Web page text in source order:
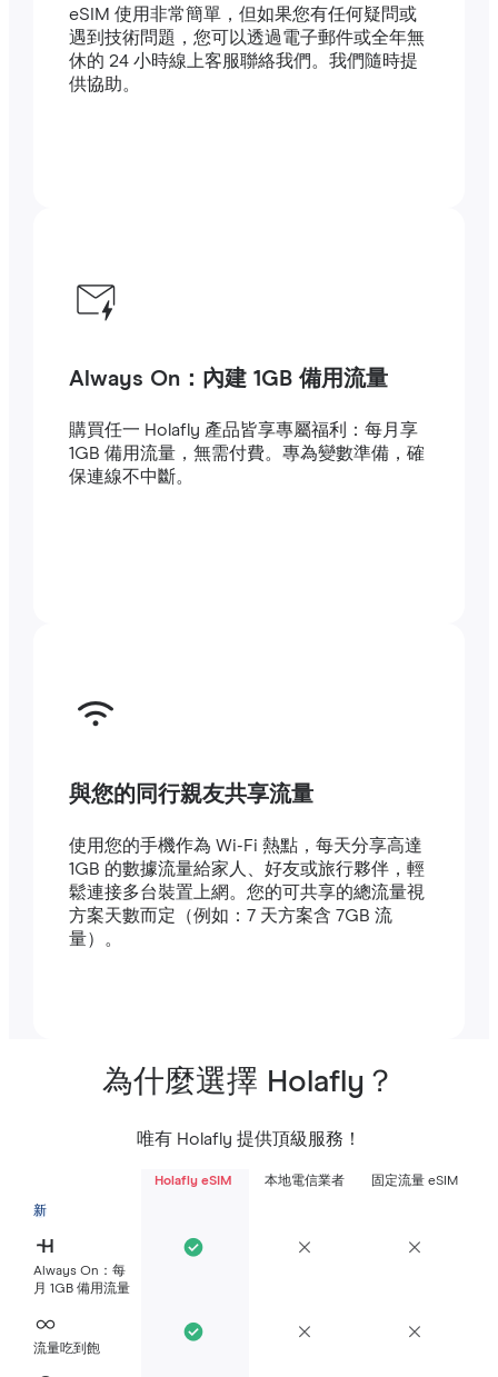
eSIM 使用非常簡單，但如果您有任何疑問或
遇到技術問題，您可以透過電子郵件或全年無
休的 24 小時線上客服聯絡我們。我們隨時提
供協助。
Always On：內建 1GB 備用流量
購買任一 Holafly 產品皆享專屬福利：每月享
1GB 備用流量，無需付費。專為變數準備，確
保連線不中斷。
與您的同行親友共享流量
使用您的手機作為 Wi-Fi 熱點，每天分享高達
1GB 的數據流量給家人、好友或旅行夥伴，輕
鬆連接多台裝置上網。您的可共享的總流量視
方案天數而定（例如：7 天方案含 7GB 流
量）。
為什麼選擇 Holafly？
唯有 Holafly 提供頂級服務！
Holafly eSIM 本地電信業者 固定流量 eSIM
新
Always On：每
月 1GB 備用流量
流量吃到飽